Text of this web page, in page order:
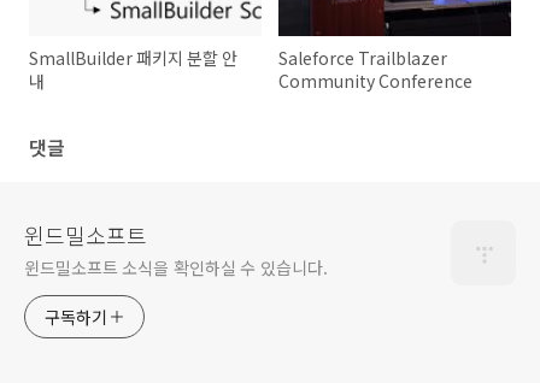
SmallBuilder 패키지 분할 안
내
Saleforce Trailblazer
Community Conference
댓글
윈드밀소프트
윈드밀소프트 소식을 확인하실 수 있습니다.
구독하기